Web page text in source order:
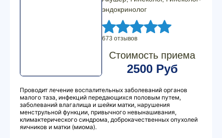
эндокринолог
673 отзывов
Стоимость приема
2500 Руб
Проводит лечение воспалительных заболеваний органов
малого таза, инфекций передающихся половым путем,
заболеваний влагалища и шейки матки, нарушения
менструльной функции, привычного невынашивания,
климактерического синдрома, доброкачественных опухолей
яичников и матки (миома).